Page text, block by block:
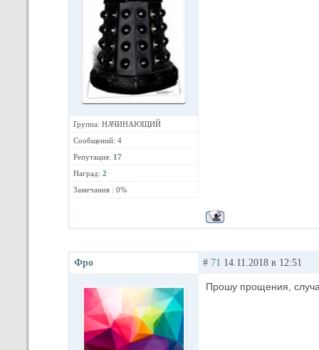
Группа: НАЧИНАЮЩИЙ
Сообщений: 4
Репутация: 17
Наград: 2
Замечания : 0%
Фро # 71 14.11.2018 в 12:51
Прошу прощения,